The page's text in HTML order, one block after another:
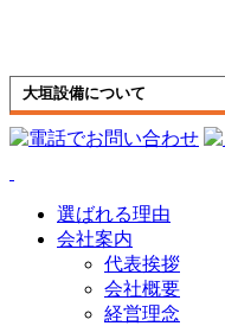
大垣設備について
選ばれる理由
会社案内
代表挨拶
会社概要
経営理念